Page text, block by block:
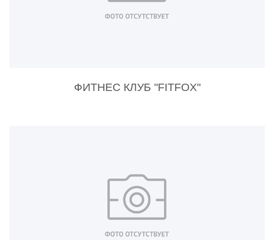
ФИТНЕС КЛУБ "FITFOX"